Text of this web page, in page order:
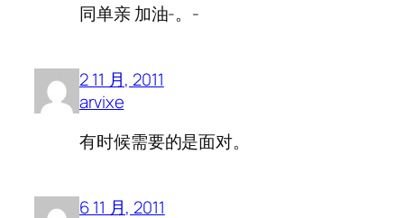
同单亲 加油-。-
2 11 月, 2011
arvixe
有时候需要的是面对。
6 11 月, 2011